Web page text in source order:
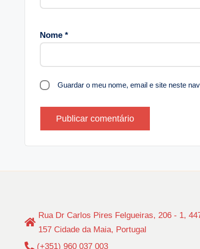
Nome *
Guardar o meu nome, email e site neste
Rua Dr Carlos Pires Felgueiras, 206 - 1,
157 Cidade da Maia, Portugal
(+351) 960 037 003